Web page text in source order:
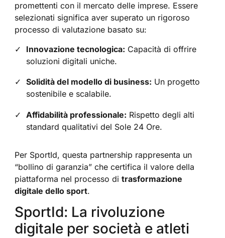
promettenti con il mercato delle imprese. Essere
selezionati significa aver superato un rigoroso
processo di valutazione basato su:
Innovazione tecnologica: Capacità di offrire
soluzioni digitali uniche.
Solidità del modello di business: Un progetto
sostenibile e scalabile.
Affidabilità professionale: Rispetto degli alti
standard qualitativi del Sole 24 Ore.
Per SportId, questa partnership rappresenta un
“bollino di garanzia” che certifica il valore della
piattaforma nel processo di trasformazione
digitale dello sport.
SportId: La rivoluzione
digitale per società e atleti